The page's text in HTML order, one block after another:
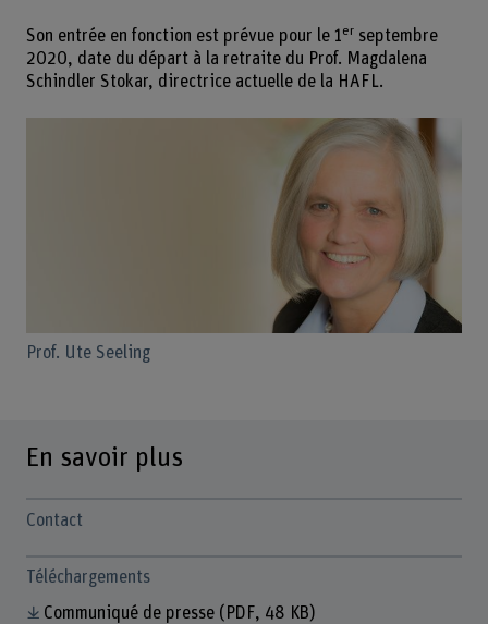
Son entrée en fonction est prévue pour le 1er septembre
2020, date du départ à la retraite du Prof. Magdalena
Schindler Stokar, directrice actuelle de la HAFL.
Prof. Ute Seeling
En savoir plus
Contact
Téléchargements
Communiqué de presse (PDF, 48 KB)